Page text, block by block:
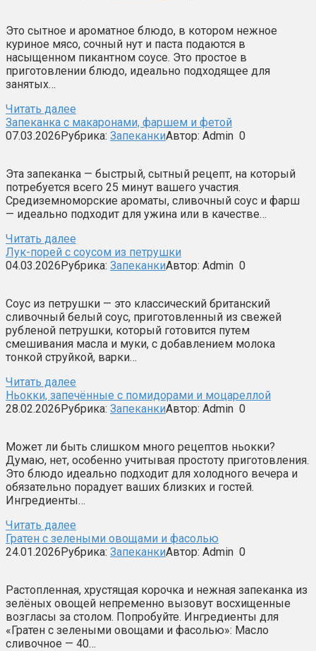
Это сытное и ароматное блюдо, в котором нежное
куриное мясо, сочный нут и паста подаются в
насыщенном пикантном соусе. Это простое в
приготовлении блюдо, идеально подходящее для
занятых…
Читать далее
Запеканка с макаронами, фаршем и фетой
07.03.2026Рубрика: ЗапеканкиАвтор: Admin 0
Эта запеканка — быстрый, сытный рецепт, на который
потребуется всего 25 минут вашего участия.
Средиземноморские ароматы, сливочный соус и фарш
— идеально подходит для ужина или в качестве…
Читать далее
Лук-порей с соусом из петрушки
04.03.2026Рубрика: ЗапеканкиАвтор: Admin 0
Соус из петрушки — это классический британский
сливочный белый соуc, приготовленный из свежей
рубленой петрушки, который готовится путем
смешивания масла и муки, с добавлением молока
тонкой струйкой, варки…
Читать далее
Ньокки, запечённые с помидорами и моцареллой
28.02.2026Рубрика: ЗапеканкиАвтор: Admin 0
Может ли быть слишком много рецептов ньокки?
Думаю, нет, особенно учитывая простоту приготовления.
Это блюдо идеально подходит для холодного вечера и
обязательно порадует ваших близких и гостей.
Ингредиенты…
Читать далее
Гратен с зелеными овощами и фасолью
24.01.2026Рубрика: ЗапеканкиАвтор: Admin 0
Растопленная, хрустящая корочка и нежная запеканка из
зелёных овощей непременно вызовут восхищенные
возгласы за столом. Попробуйте. Ингредиенты для
«Гратен с зелеными овощами и фасолью»: Масло
сливочное — 40…